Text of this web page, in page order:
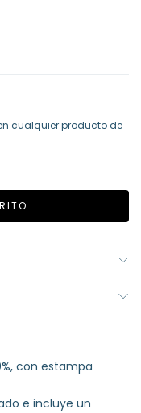
cualquier producto de
con estampa
e incluye un